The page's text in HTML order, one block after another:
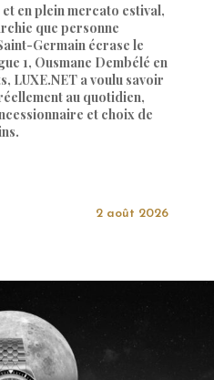
en plein mercato estival,
que personne
Germain écrase le
1, Ousmane Dembélé en
LUXE.NET a voulu savoir
au quotidien,
et choix de
2 août 2026